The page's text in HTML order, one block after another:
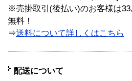
※売掛取引(後払い)のお客様は
無料！
⇒送料について詳しくはこちら
配送について